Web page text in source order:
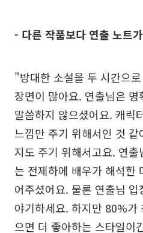
- 다른 작품보다 연출 노트
"방대한 소설을 두 시간으
장면이 많아요. 연출님은
말씀하지 않으셨어요. 캐릭
느낌만 주기 위해서인 것
지도 주기 위해서고요. 연
는 전제하에 배우가 해석한
어주셨어요. 물론 연출님
야기하세요. 하지만 80%가
으면 더 좋아하는 스타일이